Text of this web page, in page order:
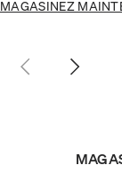
MAGASINEZ